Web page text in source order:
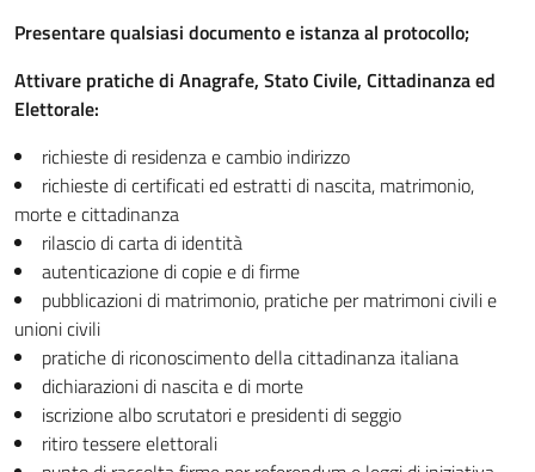
Presentare qualsiasi documento e istanza al protocollo;
Attivare pratiche di Anagrafe, Stato Civile, Cittadinanza ed
Elettorale:
richieste di residenza e cambio indirizzo
richieste di certificati ed estratti di nascita, matrimonio,
morte e cittadinanza
rilascio di carta di identità
autenticazione di copie e di firme
pubblicazioni di matrimonio, pratiche per matrimoni civili e
unioni civili
pratiche di riconoscimento della cittadinanza italiana
dichiarazioni di nascita e di morte
iscrizione albo scrutatori e presidenti di seggio
ritiro tessere elettorali